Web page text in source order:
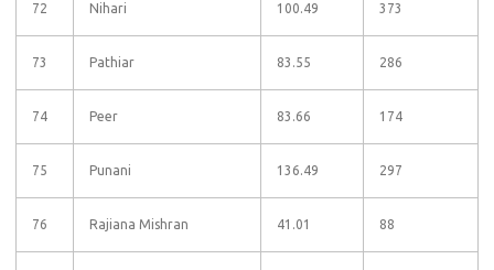
72 Nihari 100.49 373
73 Pathiar 83.55 286
74 Peer 83.66 174
75 Punani 136.49 297
76 Rajiana Mishran 41.01 88